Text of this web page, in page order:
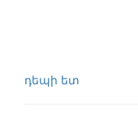
դեպի ետ